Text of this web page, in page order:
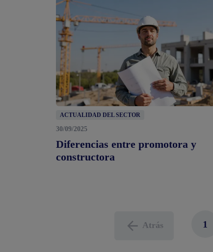
ACTUALIDAD DEL SECTOR
30/09/2025
Diferencias entre promotora y
constructora
Atrás 1